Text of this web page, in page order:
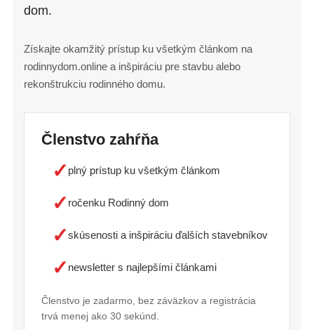
dom.
Získajte okamžitý prístup ku všetkým článkom na
rodinnydom.online a inšpiráciu pre stavbu alebo
rekonštrukciu rodinného domu.
Členstvo zahŕňa
✓ plný prístup ku všetkým článkom
✓ ročenku Rodinný dom
✓skúsenosti a inšpiráciu ďalších stavebníkov
✓ newsletter s najlepšími článkami
Členstvo je zadarmo, bez záväzkov a registrácia
trvá menej ako 30 sekúnd.